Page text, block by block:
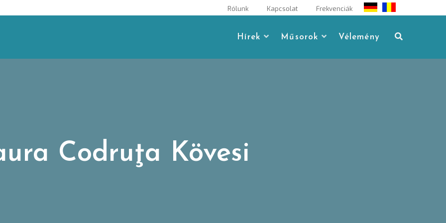
Rólunk Kapcsolat Frekvenciák
Hírek Műsorok Vélemény
Codruţa Kövesi